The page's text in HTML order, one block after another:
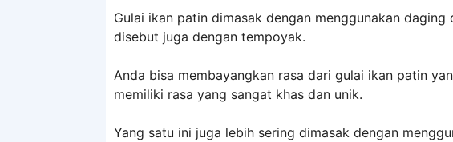
Gulai ikan patin dimasak dengan menggunakan
disebut juga dengan tempoyak.
Anda bisa membayangkan rasa dari gulai ikan patin
memiliki rasa yang sangat khas dan unik.
Yang satu ini juga lebih sering dimasak dengan